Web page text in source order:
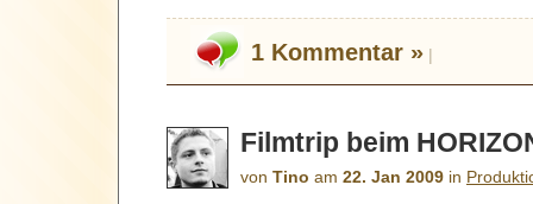
1 Kommentar » |
Filmtrip beim
von Tino am 22. Jan 2009 in